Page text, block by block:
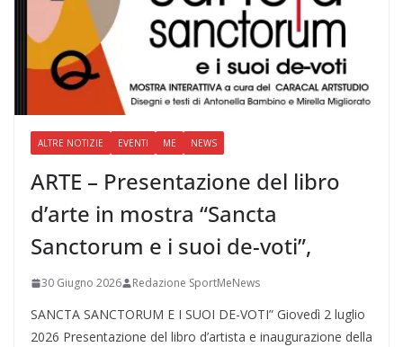
ALTRE NOTIZIE EVENTI ME NEWS
ARTE – Presentazione del libro
d’arte in mostra “Sancta
Sanctorum e i suoi de-voti”,
30 Giugno 2026 Redazione SportMeNews
SANCTA SANCTORUM E I SUOI DE-VOTI” Giovedì 2 luglio
2026 Presentazione del libro d’artista e inaugurazione della